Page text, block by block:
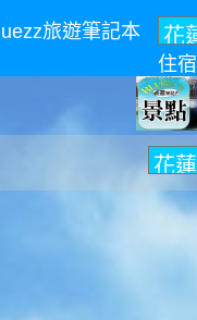
旅遊筆記本
住宿